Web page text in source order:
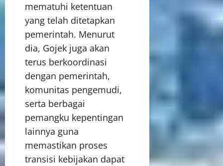
mematuhi ketentuan
yang telah ditetapkan
pemerintah. Menurut
dia, Gojek juga akan
terus berkoordinasi
dengan pemerintah,
komunitas pengemudi,
serta berbagai
pemangku kepentingan
lainnya guna
memastikan proses
transisi kebijakan dapat